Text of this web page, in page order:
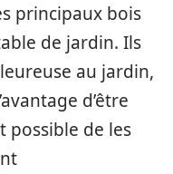
principaux bois
de jardin. Ils
au jardin,
d’être
possible de les